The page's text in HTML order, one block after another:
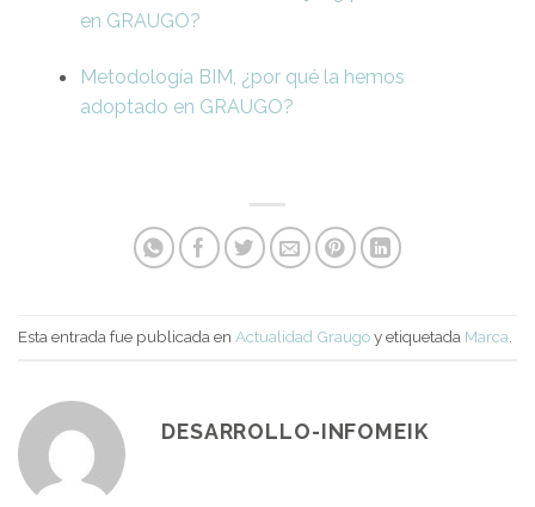
en GRAUGO?
Metodología BIM, ¿por qué la hemos
adoptado en GRAUGO?
Esta entrada fue publicada en Actualidad Graugoy etiquetada Marca
DESARROLLO-INFOMEIK